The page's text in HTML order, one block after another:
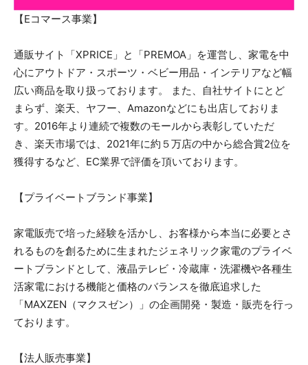
【Eコマース事業】
通販サイト「XPRICE」と「PREMOA」を運営し、家電を中
心にアウトドア・スポーツ・ベビー用品・インテリアなど幅
広い商品を取り扱っております。 また、自社サイトにとど
まらず、楽天、ヤフー、Amazonなどにも出店しておりま
す。2016年より連続で複数のモールから表彰していただ
き、楽天市場では、2021年に約５万店の中から総合賞2位を
獲得するなど、EC業界で評価を頂いております。
【プライベートブランド事業】
家電販売で培った経験を活かし、お客様から本当に必要とさ
れるものを創るために生まれたジェネリック家電のプライベ
ートブランドとして、液晶テレビ・冷蔵庫・洗濯機や各種生
活家電における機能と価格のバランスを徹底追求した
「MAXZEN（マクスゼン）」の企画開発・製造・販売を行っ
ております。
【法人販売事業】